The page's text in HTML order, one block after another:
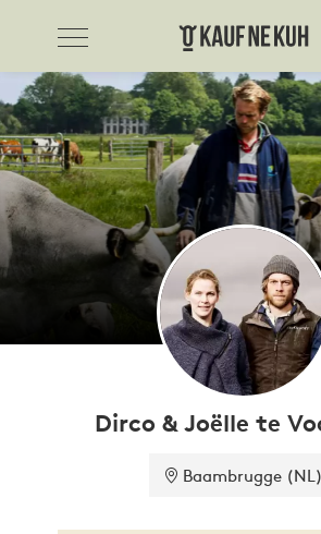
Baambrugge (NL)
Dirco & Joëlle te